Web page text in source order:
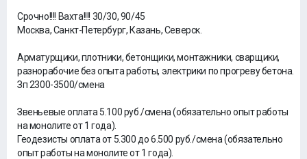
Срочно!!!! Вахта!!!! 30/30, 90/45
Москва, Санкт-Петербург, Казань, Северск.
Арматурщики, плотники, бетонщики, монтажники, сварщики,
разнорабочие без опыта работы, электрики по прогреву бетона.
Зп 2300-3500/смена
Звеньевые оплата 5.100 руб./смена (обязательно опыт работы
на монолите от 1 года).
Геодезисты оплата от 5.300 до 6.500 руб./смена (обязательно
опыт работы на монолите от 1 года).